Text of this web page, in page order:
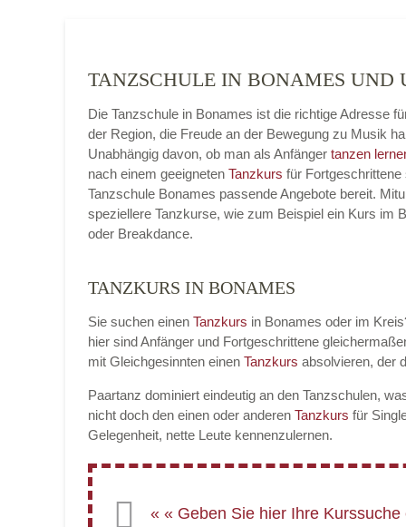
TANZSCHULE IN BONAMES UND
Die Tanzschule in Bonames ist die richtige Adresse
der Region, die Freude an der Bewegung zu Musik
Unabhängig davon, ob man als Anfänger tanzen
nach einem geeigneten Tanzkurs für Fortgeschrittene
Tanzschule Bonames passende Angebote bereit.
speziellere Tanzkurse, wie zum Beispiel ein Kurs im
oder Breakdance.
TANZKURS IN BONAMES
Sie suchen einen Tanzkurs in Bonames oder im
hier sind Anfänger und Fortgeschrittene
mit Gleichgesinnten einen Tanzkurs absolvieren, der
Paartanz dominiert eindeutig an den Tanzschulen,
nicht doch den einen oder anderen Tanzkurs für
Gelegenheit, nette Leute kennenzulernen.